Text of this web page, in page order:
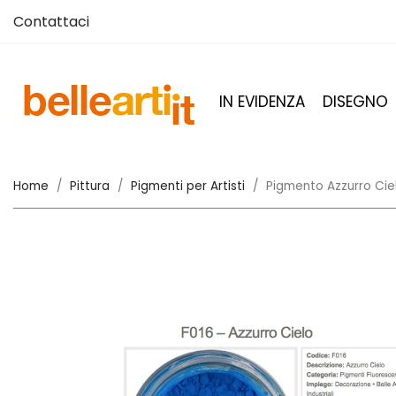
Contattaci
IN EVIDENZA DISEGNO
Home Pittura Pigmenti per Artisti Pigmento Azzurro